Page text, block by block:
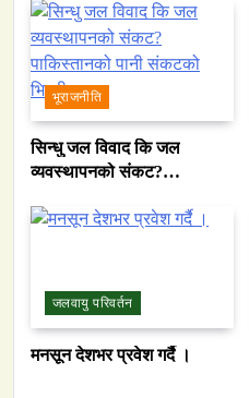
भूराजनीति
सिन्धु जल विवाद कि जल
व्यवस्थापनको संकट?
भित्री कथा
जलवायु परिवर्तन
मनसून देशभर प्रवेश गर्दै ।